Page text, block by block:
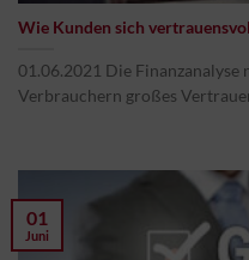
Wie Kunden sich
01.06.2021 Die
Verbrauchern großes
01
Juni